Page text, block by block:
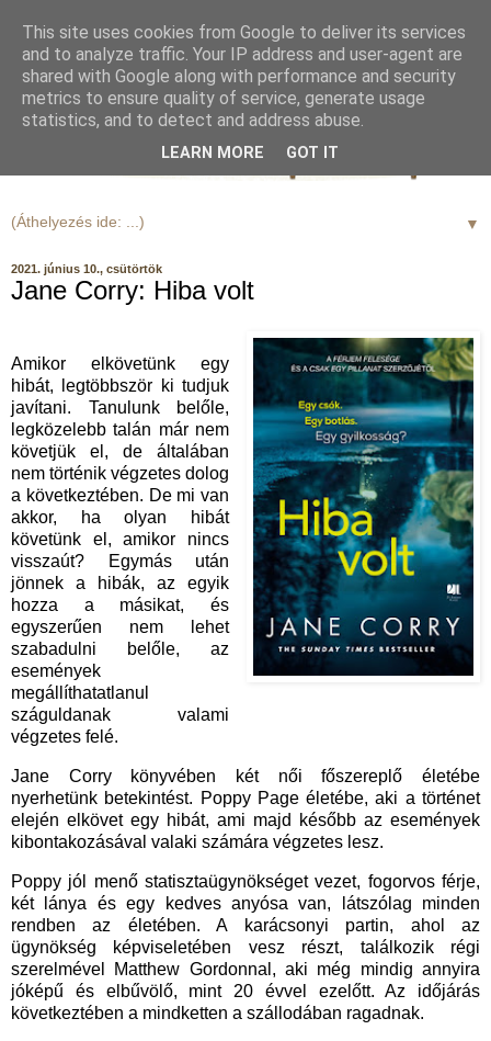
▼
2021. június 10., csütörtök
Jane Corry: Hiba volt
Amikor elkövetünk egy
hibát, legtöbbször ki tudjuk
javítani. Tanulunk belőle,
legközelebb talán már nem
követjük el, de általában
nem történik végzetes dolog
a következtében. De mi van
akkor, ha olyan hibát
követünk el, amikor nincs
visszaút? Egymás után
jönnek a hibák, az egyik
hozza a másikat, és
egyszerűen nem lehet
szabadulni belőle, az
események
megállíthatatlanul
száguldanak valami
végzetes felé.
Jane Corry könyvében két női főszereplő életébe
nyerhetünk betekintést. Poppy Page életébe, aki a történet
elején elkövet egy hibát, ami majd később az események
kibontakozásával valaki számára végzetes lesz.
Poppy jól menő statisztaügynökséget vezet, fogorvos férje,
két lánya és egy kedves anyósa van, látszólag minden
rendben az életében. A karácsonyi partin, ahol az
ügynökség képviseletében vesz részt, találkozik régi
szerelmével Matthew Gordonnal, aki még mindig annyira
jóképű és elbűvölő, mint 20 évvel ezelőtt. Az időjárás
következtében a mindketten a szállodában ragadnak.
This site uses cookies from Google to deliver its services
and to analyze traffic. Your IP address and user-agent are
shared with Google along with performance and security
metrics to ensure quality of service, generate usage
statistics, and to detect and address abuse.
LEARN MORE GOT IT